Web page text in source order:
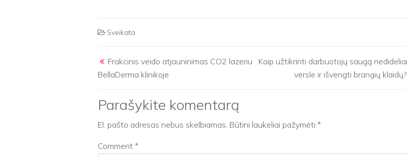
pritraukti daugiau klientų ir
Sveikata
Post navigation
Frakcinis veido atjauninimas CO2 lazeriu
BellaDerma klinikoje
Kaip užtikrinti darbuotojų saugą
versle ir išvengti brangių klaidų?
Parašykite komentarą
El. pašto adresas nebus skelbiamas. Būtini laukeliai pažymėti *
Comment *